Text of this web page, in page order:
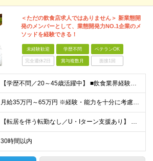
＜ただの飲食店求人ではありません＞ 新業態開
発のメンバーとして、業態開発力NO.1企業のメ
ソッドを経験できる！
未経験歓迎 学歴不問 ベテランOK
完全週休2日 賞与複数月 面接1回
【学歴不問／20～45歳活躍中】 ■飲食業界経験および販売／サービスの経験がある方を歓迎します 例えば「もっとこうすれば売れるのに」というアイデアを形にしたい方、経営陣に近いポジションでビジネスを
月給35万円～65万円 ※経験・能力を十分に考慮し決定。 ※月給35万円～48万円までは非管理職となりますので、 上記月給には、月30時間分の固定残業代（61,620円～84,508円）および月10
【転居を伴う転勤なし／U・Iターン支援あり】 本社（恵比寿）または当社が運営する東京都内の直営店舗での勤務 ※配属先は経験・希望・プロジェクト内容を踏まえて決定します。 ★社宅・引越支援制度あり（
30時間以内